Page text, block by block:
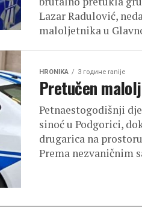
Lazar Radulović,
maloljetnika u
HRONIKA 3 године ranije
Pretučen
Petnaestogodišnji
sinoć u Podgorici,
drugarica na
Prema nezvaničnim